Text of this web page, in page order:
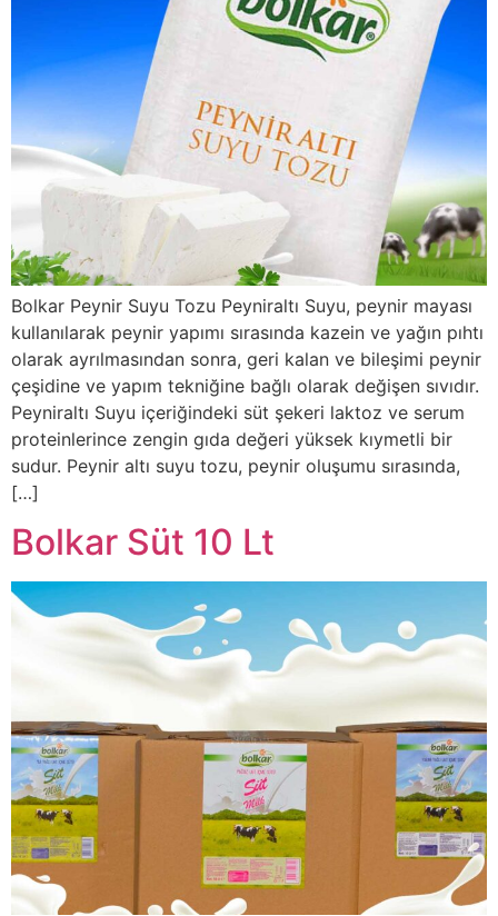
Bolkar Peynir Suyu Tozu Peyniraltı Suyu, peynir mayası
kullanılarak peynir yapımı sırasında kazein ve yağın pıhtı
olarak ayrılmasından sonra, geri kalan ve bileşimi peynir
çeşidine ve yapım tekniğine bağlı olarak değişen sıvıdır.
Peyniraltı Suyu içeriğindeki süt şekeri laktoz ve serum
proteinlerince zengin gıda değeri yüksek kıymetli bir
sudur. Peynir altı suyu tozu, peynir oluşumu sırasında,
[…]
Bolkar Süt 10 Lt